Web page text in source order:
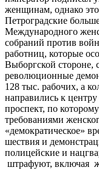
женщинам, однако
Петроградские
Международного
собраний против
работниц, которые
Выборгской стороне,
революционные
128 тыс. рабочих, а
направились к
проспект, по
требованиями
«демократическое»
шествия и
полицейские и
штрафуют, включая